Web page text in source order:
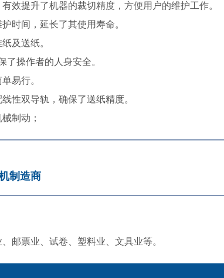
效提升了机器的裁切精度，方便用户的维护工作。
时间，延长了其使用寿命。
及送纸。
了操作者的人身安全。
易行。
性双导轨，确保了送纸精度。
制动；
制造商
邮票业、试卷、塑料业、文具业等。